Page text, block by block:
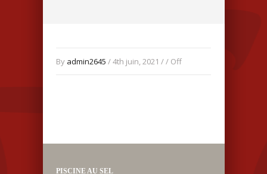
By admin2645 / 4th juin, 2021 / / Off
PISCINE AU SEL